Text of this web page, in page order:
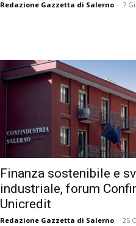
Redazione Gazzetta di Salerno - 7
Finanza sostenibile e
industriale, forum
Unicredit
Redazione Gazzetta di Salerno - 25